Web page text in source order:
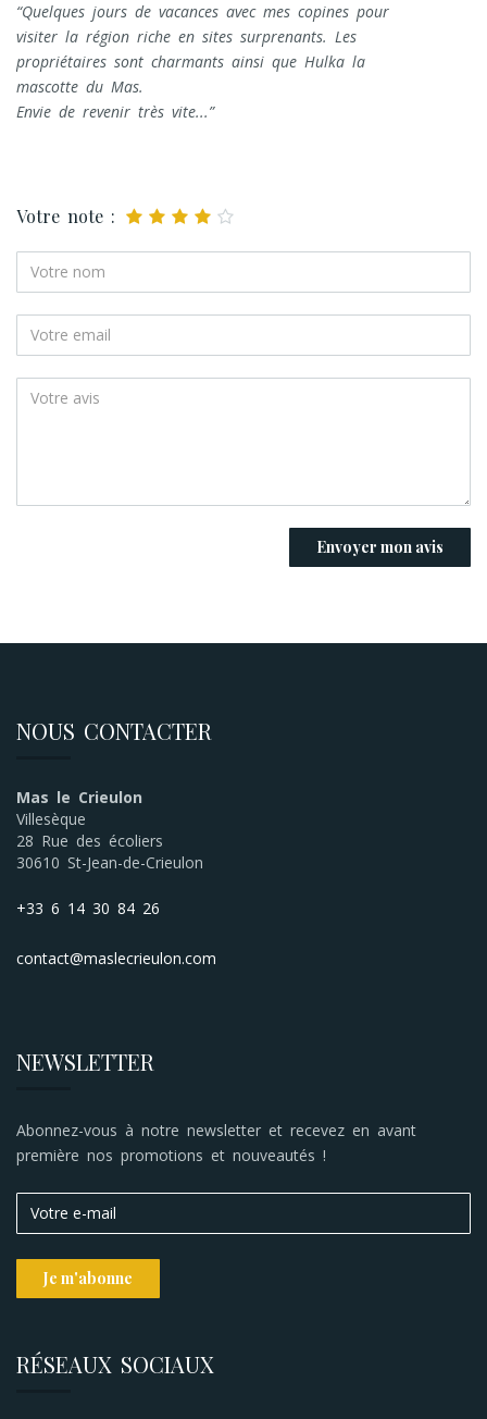
Quelques jours de vacances avec mes copines pour
visiter la région riche en sites surprenants. Les
propriétaires sont charmants ainsi que Hulka la
mascotte du Mas.
Envie de revenir très vite...
Votre note :
NOUS CONTACTER
Mas le Crieulon
Villesèque
28 Rue des écoliers
30610 St-Jean-de-Crieulon
+33 6 14 30 84 26
contact@maslecrieulon.com
NEWSLETTER
Abonnez-vous à notre newsletter et recevez en avant
première nos promotions et nouveautés !
RÉSEAUX SOCIAUX